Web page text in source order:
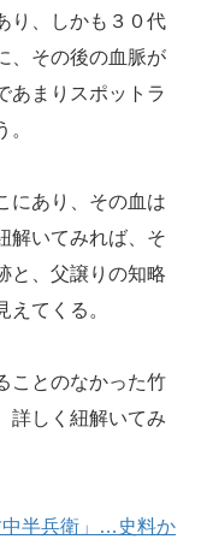
り、しかも３０代
、その後の血脈が
あまりスポットラ
にあり、その血は
解いてみれば、そ
と、父譲りの知略
てくる。
ことのなかった竹
詳しく紐解いてみ
中半兵衛」…史料か